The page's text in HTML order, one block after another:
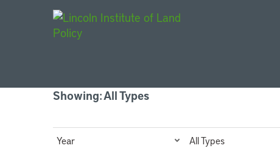
Showing: All Types
Year All Types